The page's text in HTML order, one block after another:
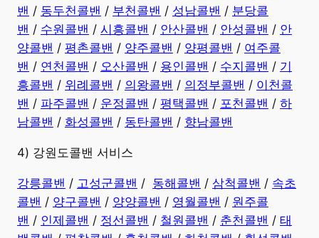
밴 / 동두천콜밴 / 부천콜밴 / 성남콜밴 / 분당콜
밴 / 수원콜밴 / 시흥콜밴 / 안산콜밴 / 안성콜밴 / 안
양콜밴 / 평촌콜밴 / 양주콜밴 / 양평콜밴 / 여주콜
밴 / 연천콜밴 / 오산콜밴 / 용인콜밴 / 수지콜밴 / 기
흥콜밴 / 위례콜밴 / 의왕콜밴 / 의정부콜밴 / 이천콜
밴 / 파주콜밴 / 운정콜밴 / 평택콜밴 / 포천콜밴 / 하
남콜밴 / 화성콜밴 / 동탄콜밴 / 향남콜밴
4) 강원도콜밴 서비스
강릉콜밴 / 고성군콜밴 / 동해콜밴 / 삼척콜밴 / 속초
콜밴 / 양구콜밴 / 양양콜밴 / 영월콜밴 / 원주콜
밴 / 인제콜밴 / 정선콜밴 / 철원콜밴 / 춘천콜밴 / 태